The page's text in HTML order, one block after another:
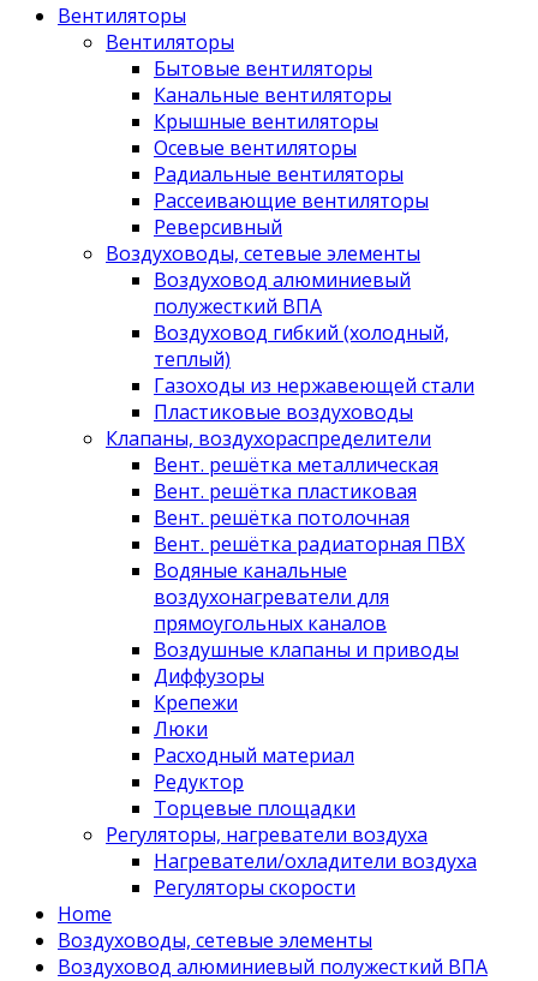
Вентиляторы
Вентиляторы
Бытовые вентиляторы
Канальные вентиляторы
Крышные вентиляторы
Осевые вентиляторы
Радиальные вентиляторы
Рассеивающие вентиляторы
Реверсивный
Воздуховоды, сетевые элементы
Воздуховод алюминиевый
полужесткий ВПА
Воздуховод гибкий (холодный,
теплый)
Газоходы из нержавеющей стали
Пластиковые воздуховоды
Клапаны, воздухораспределители
Вент. решётка металлическая
Вент. решётка пластиковая
Вент. решётка потолочная
Вент. решётка радиаторная ПВХ
Водяные канальные
воздухонагреватели для
прямоугольных каналов
Воздушные клапаны и приводы
Диффузоры
Крепежи
Люки
Расходный материал
Редуктор
Торцевые площадки
Регуляторы, нагреватели воздуха
Нагреватели/охладители воздуха
Регуляторы скорости
Home
Воздуховоды, сетевые элементы
Воздуховод алюминиевый полужесткий ВПА